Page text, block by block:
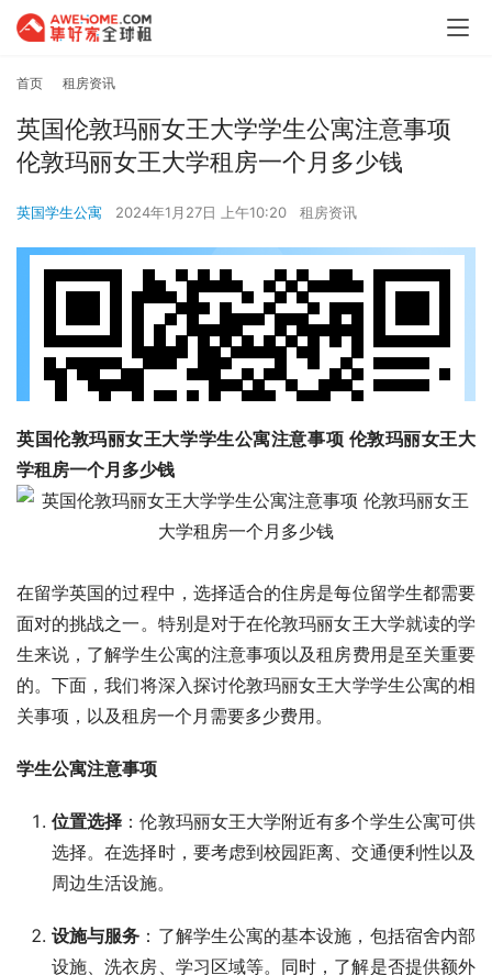
首页 租房资讯
英国伦敦玛丽女王大学学生公寓注意事项
伦敦玛丽女王大学租房一个月多少钱
英国学生公寓 2024年1月27日 上午10:20 租房资讯
英国伦敦玛丽女王大学学生公寓注意事项 伦敦玛丽女王大
学租房一个月多少钱
在留学英国的过程中，选择适合的住房是每位留学生都需要
面对的挑战之一。特别是对于在伦敦玛丽女王大学就读的学
生来说，了解学生公寓的注意事项以及租房费用是至关重要
的。下面，我们将深入探讨伦敦玛丽女王大学学生公寓的相
关事项，以及租房一个月需要多少费用。
学生公寓注意事项
位置选择 ：伦敦玛丽女王大学附近有多个学生公寓可供
选择。在选择时，要考虑到校园距离、交通便利性以及
周边生活设施。
设施与服务 ：了解学生公寓的基本设施，包括宿舍内部
设施、洗衣房、学习区域等。同时，了解是否提供额外